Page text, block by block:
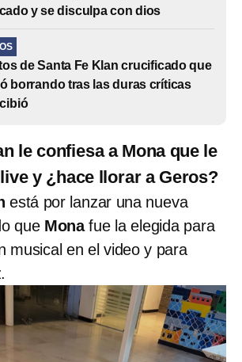
y se disculpa con dios
de Santa Fe Klan crucificado que
borrando tras las duras críticas
le confiesa a Mona que le
y ¿hace llorar a Geros?
está por lanzar una nueva
que Monafue la elegida para
musical en el video y para